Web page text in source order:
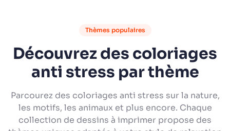
Thèmes populaires
Découvrez des coloriages
anti stress par thème
Parcourez des coloriages anti stress sur la nature,
les motifs, les animaux et plus encore. Chaque
collection de dessins à imprimer propose des